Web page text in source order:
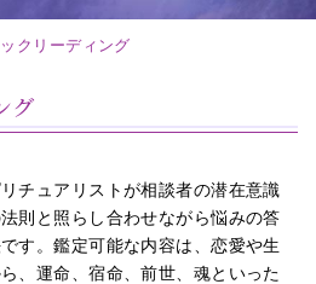
クリーディング
グ
チュアリストが相談者の潜在意識
則と照らし合わせながら悩みの答
す。鑑定可能な内容は、恋愛や生
、運命、宿命、前世、魂といった